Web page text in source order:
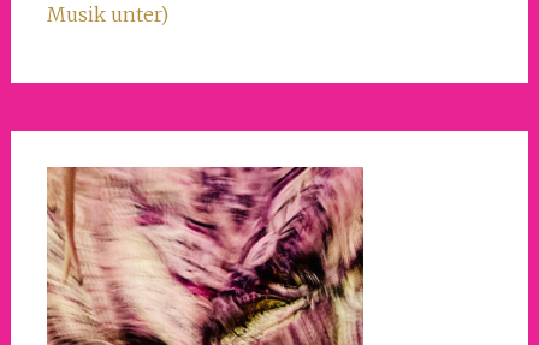
Musik unter)